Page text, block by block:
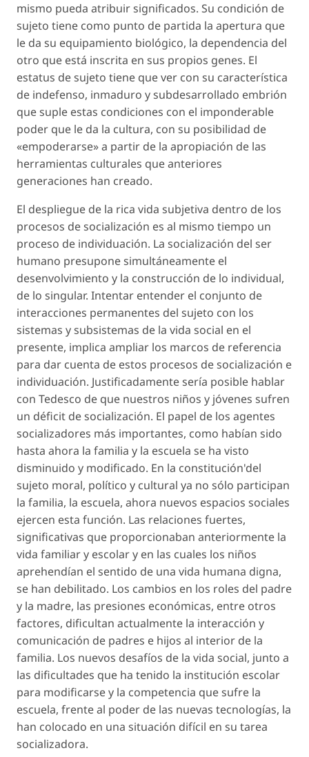
mismo pueda atribuir significados. Su condición de
sujeto tiene como punto de partida la apertura que
le da su equipamiento biológico, la dependencia del
otro que está inscrita en sus propios genes. El
estatus de sujeto tiene que ver con su característica
de indefenso, inmaduro y subdesarrollado embrión
que suple estas condiciones con el imponderable
poder que le da la cultura, con su posibilidad de
«empoderarse» a partir de la apropiación de las
herramientas culturales que anteriores
generaciones han creado.
El despliegue de la rica vida subjetiva dentro de los
procesos de socialización es al mismo tiempo un
proceso de individuación. La socialización del ser
humano presupone simultáneamente el
desenvolvimiento y la construcción de lo individual,
de lo singular. Intentar entender el conjunto de
interacciones permanentes del sujeto con los
sistemas y subsistemas de la vida social en el
presente, implica ampliar los marcos de referencia
para dar cuenta de estos procesos de socialización e
individuación. Justificadamente sería posible hablar
con Tedesco de que nuestros niños y jóvenes sufren
un déficit de socialización. El papel de los agentes
socializadores más importantes, como habían sido
hasta ahora la familia y la escuela se ha visto
disminuido y modificado. En la constitución'del
sujeto moral, político y cultural ya no sólo participan
la familia, la escuela, ahora nuevos espacios sociales
ejercen esta función. Las relaciones fuertes,
significativas que proporcionaban anteriormente la
vida familiar y escolar y en las cuales los niños
aprehendían el sentido de una vida humana digna,
se han debilitado. Los cambios en los roles del padre
y la madre, las presiones económicas, entre otros
factores, dificultan actualmente la interacción y
comunicación de padres e hijos al interior de la
familia. Los nuevos desafíos de la vida social, junto a
las dificultades que ha tenido la institución escolar
para modificarse y la competencia que sufre la
escuela, frente al poder de las nuevas tecnologías, la
han colocado en una situación difícil en su tarea
socializadora.